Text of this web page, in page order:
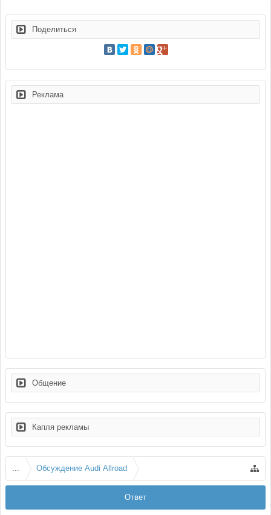
Поделиться
Реклама
Общение
Капля рекламы
Ответ
... Обсуждение Audi Allroad